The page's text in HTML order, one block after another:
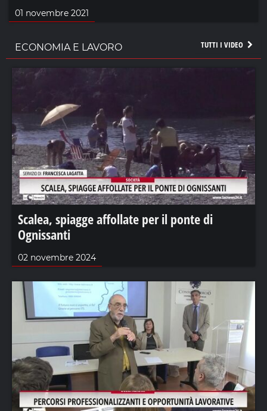
01 novembre 2021
TUTTI I VIDEO
ECONOMIA E LAVORO
Scalea, spiagge affollate per il ponte di
Ognissanti
02 novembre 2024